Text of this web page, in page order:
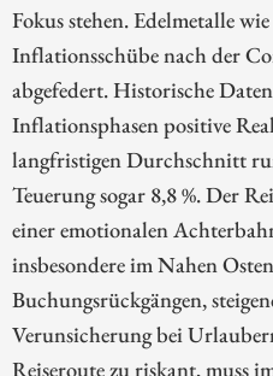
Fokus stehen. Edelmetalle
Inflationsschübe nach der
abgefedert. Historische
Inflationsphasen positive
langfristigen Durchschnitt
Teuerung sogar 8,8 %. Der
einer emotionalen
insbesondere im Nahen
Buchungsrückgängen,
Verunsicherung bei
Reiseroute zu riskant, muss